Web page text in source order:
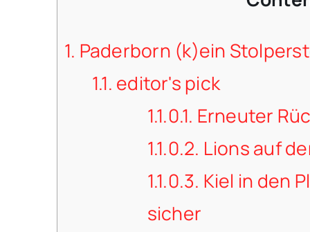
1. Paderborn (k)ein
1.1. editor's pick
1.1.0.1. Erneuter
1.1.0.2. Lions auf
1.1.0.3. Kiel in den
sicher